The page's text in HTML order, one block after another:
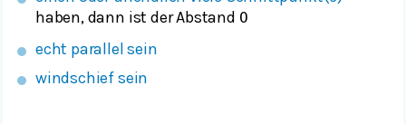
haben, dann ist der Abstand 0
echt parallel sein
windschief sein